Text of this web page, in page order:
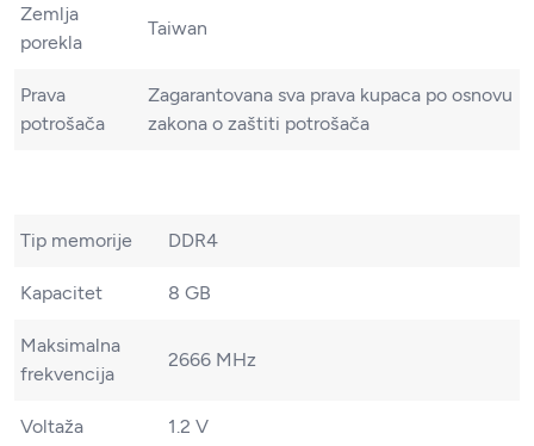
Zemlja
porekla
Taiwan
Prava
potrošača
Zagarantovana sva prava kupaca po osnovu
zakona o zaštiti potrošača
Tip memorije DDR4
Kapacitet 8 GB
Maksimalna
frekvencija
2666 MHz
Voltaža 1.2 V